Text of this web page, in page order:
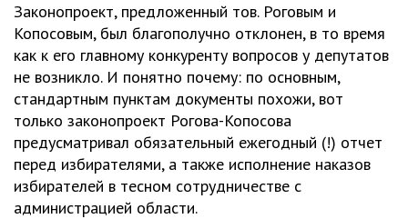
Законопроект, предложенный тов. Роговым и
Копосовым, был благополучно отклонен, в то время
как к его главному конкуренту вопросов у депутатов
не возникло. И понятно почему: по основным,
стандартным пунктам документы похожи, вот
только законопроект Рогова-Копосова
предусматривал обязательный ежегодный (!) отчет
перед избирателями, а также исполнение наказов
избирателей в тесном сотрудничестве с
администрацией области.